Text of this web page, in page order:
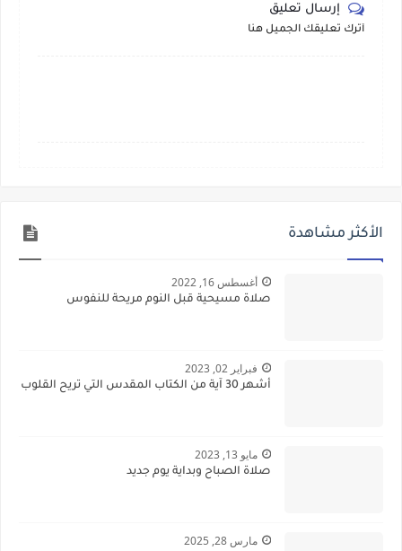
إرسال تعليق
أترك تعليقك الجميل هنا
الأكثر مشاهدة
أغسطس 16, 2022
صلاة مسيحية قبل النوم مريحة للنفوس
فبراير 02, 2023
أشهر 30 آية من الكتاب المقدس التي تريح القلوب
مايو 13, 2023
صلاة الصباح وبداية يوم جديد
مارس 28, 2025